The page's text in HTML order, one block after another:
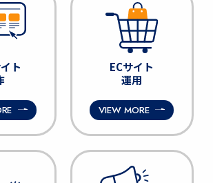
ト
ECサイト
運用
VIEW MORE